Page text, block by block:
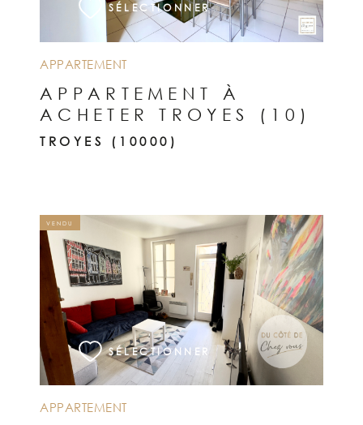
APPARTEMENT
APPARTEMENT À
ACHETER TROYES (10)
TROYES (10000)
SÉLECTIONNER
APPARTEMENT
VENDU
SÉLECTIONNER
VOIR LE BIEN